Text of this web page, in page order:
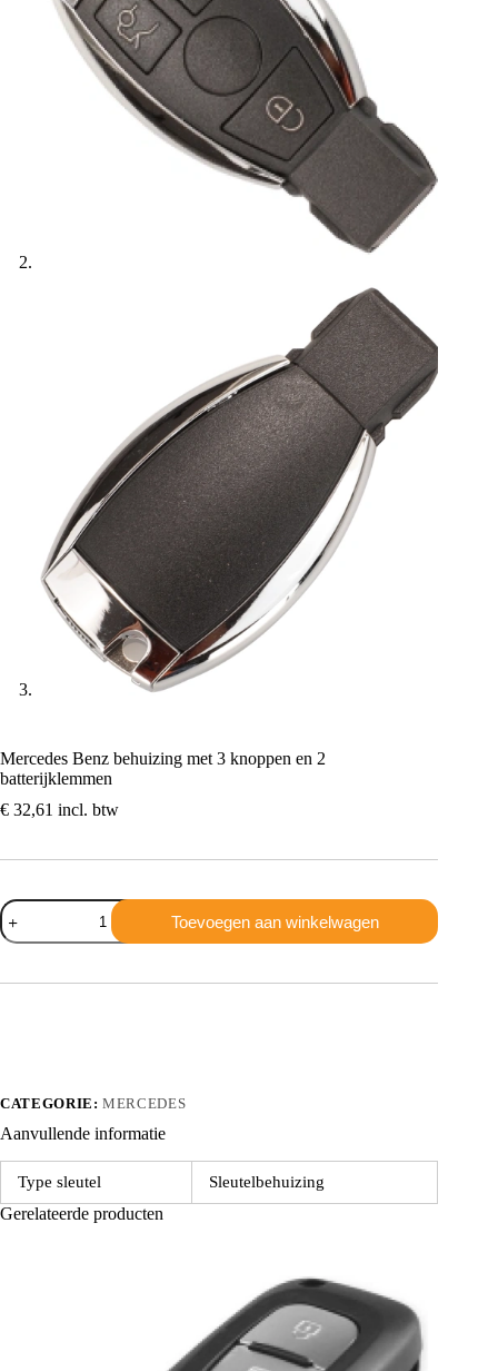
Mercedes Benz behuizing met 3 knoppen en 2
batterijklemmen
€ 32,61 incl. btw
Mercedes
Benz
behuizing
3
Toevoegen aan winkelwagen
CATEGORIE:MERCEDES
Aanvullende informatie
Type sleutel Sleutelbehuizing
Gerelateerde producten